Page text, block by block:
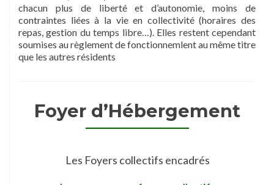
chacun plus de liberté et d’autonomie, moins de
contraintes liées à la vie en collectivité (horaires des
repas, gestion du temps libre…). Elles restent cependant
soumises au règlement de fonctionnemlent au même titre
que les autres résidents
Foyer d’Hébergement
Les Foyers collectifs encadrés